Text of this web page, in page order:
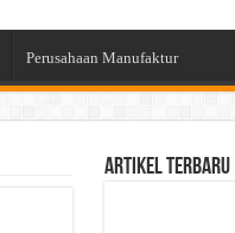
Perusahaan Manufaktur
Artikel Terbaru